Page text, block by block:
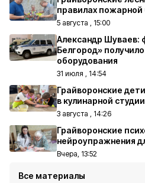
правилах пожарной
5 августа , 15:00
Александр Шуваев:
Белгород»
оборудования
31 июля , 14:54
Грайворонские
в кулинарной студии
3 августа , 14:26
Грайворонские
нейроупражнения
Вчера, 13:52
Все материалы